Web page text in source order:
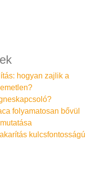
hogyan zajlik a
folyamatosan bővül
kulcsfontosságú